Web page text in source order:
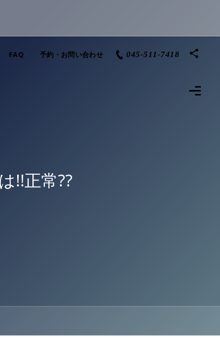
FAQ 予約・お問い合わせ 045-511-7418
!!正常??